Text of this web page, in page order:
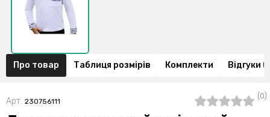
Про товар Таблиця розмірів Комплекти Відгуки
Арт. 230756111
(0)